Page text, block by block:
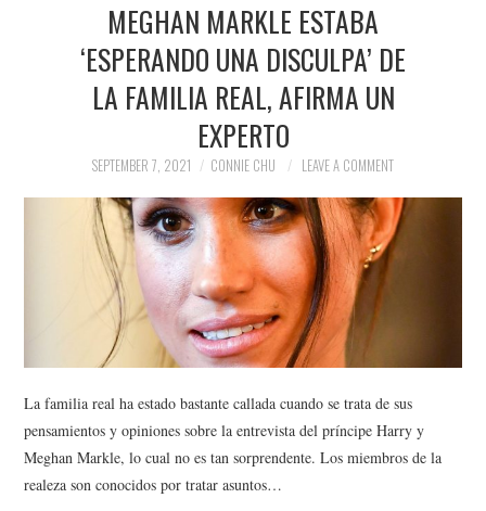
MEGHAN MARKLE ESTABA
‘ESPERANDO UNA DISCULPA’ DE
LA FAMILIA REAL, AFIRMA UN
EXPERTO
SEPTEMBER 7, 2021 CONNIE CHU LEAVE A COMMENT
La familia real ha estado bastante callada cuando se trata de sus
pensamientos y opiniones sobre la entrevista del príncipe Harry y
Meghan Markle, lo cual no es tan sorprendente. Los miembros de la
realeza son conocidos por tratar asuntos…